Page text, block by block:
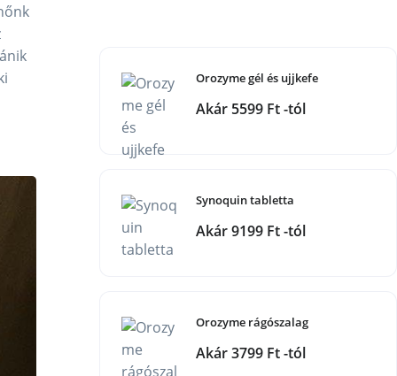
Orozyme gél és ujjkefe
Akár 5599 Ft -tól
Synoquin tabletta
Akár 9199 Ft -tól
Orozyme rágószalag
Akár 3799 Ft -tól